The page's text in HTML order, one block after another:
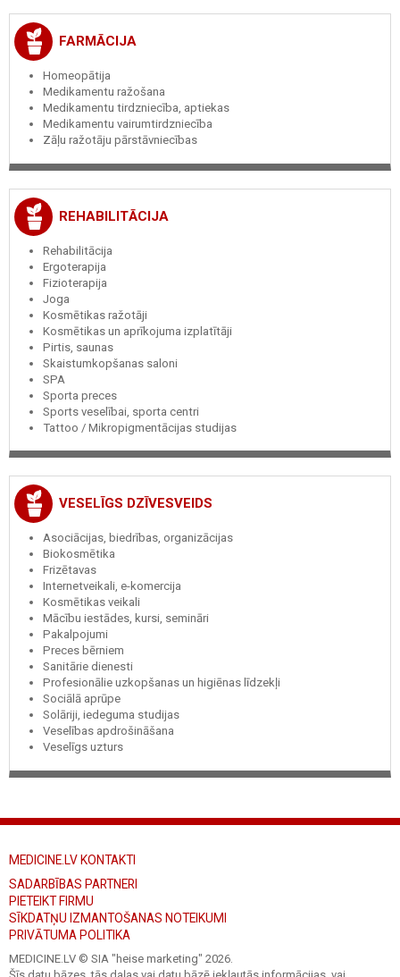
FARMĀCIJA
Homeopātija
Medikamentu ražošana
Medikamentu tirdzniecība, aptiekas
Medikamentu vairumtirdzniecība
Zāļu ražotāju pārstāvniecības
REHABILITĀCIJA
Rehabilitācija
Ergoterapija
Fizioterapija
Joga
Kosmētikas ražotāji
Kosmētikas un aprīkojuma izplatītāji
Pirtis, saunas
Skaistumkopšanas saloni
SPA
Sporta preces
Sports veselībai, sporta centri
Tattoo / Mikropigmentācijas studijas
VESELĪGS DZĪVESVEIDS
Asociācijas, biedrības, organizācijas
Biokosmētika
Frizētavas
Internetveikali, e-komercija
Kosmētikas veikali
Mācību iestādes, kursi, semināri
Pakalpojumi
Preces bērniem
Sanitārie dienesti
Profesionālie uzkopšanas un higiēnas līdzekļi
Sociālā aprūpe
Solāriji, iedeguma studijas
Veselības apdrošināšana
Veselīgs uzturs
MEDICINE.LV KONTAKTI
SADARBĪBAS PARTNERI
PIETEIKT FIRMU
SĪKDATŅU IZMANTOŠANAS NOTEIKUMI
PRIVĀTUMA POLITIKA
MEDICINE.LV © SIA "heise marketing" 2026.